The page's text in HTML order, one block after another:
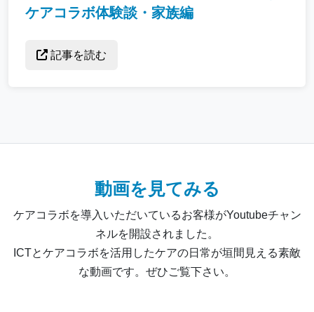
ケアコラボ体験談・家族編
記事を読む
動画を見てみる
ケアコラボを導入いただいているお客様がYoutubeチャン
ネルを開設されました。
ICTとケアコラボを活用したケアの日常が垣間見える素敵
な動画です。ぜひご覧下さい。